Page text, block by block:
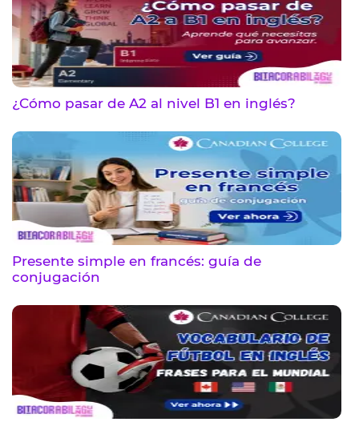
¿Cómo pasar de A2 al nivel B1 en inglés?
Presente simple en francés: guía de
conjugación